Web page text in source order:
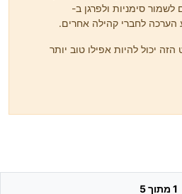
סימניות ולפרגן ב-
יכול להיות אפילו טוב יותר
1 מתוך 5